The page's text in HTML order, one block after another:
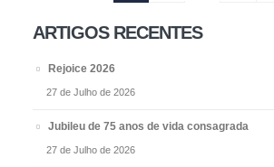
ARTIGOS RECENTES
Rejoice 2026
27 de Julho de 2026
Jubileu de 75 anos de vida consagrada
27 de Julho de 2026